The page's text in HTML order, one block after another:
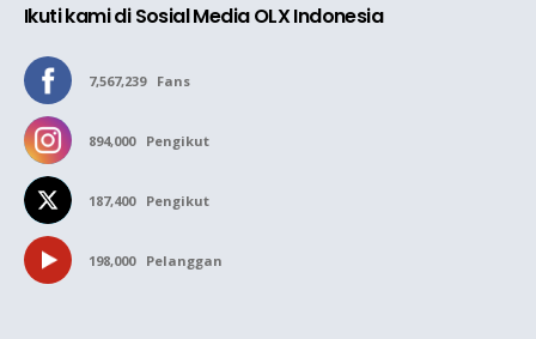
Ikuti kami di Sosial Media OLX Indonesia
7,567,239 Fans
894,000 Pengikut
187,400 Pengikut
198,000 Pelanggan